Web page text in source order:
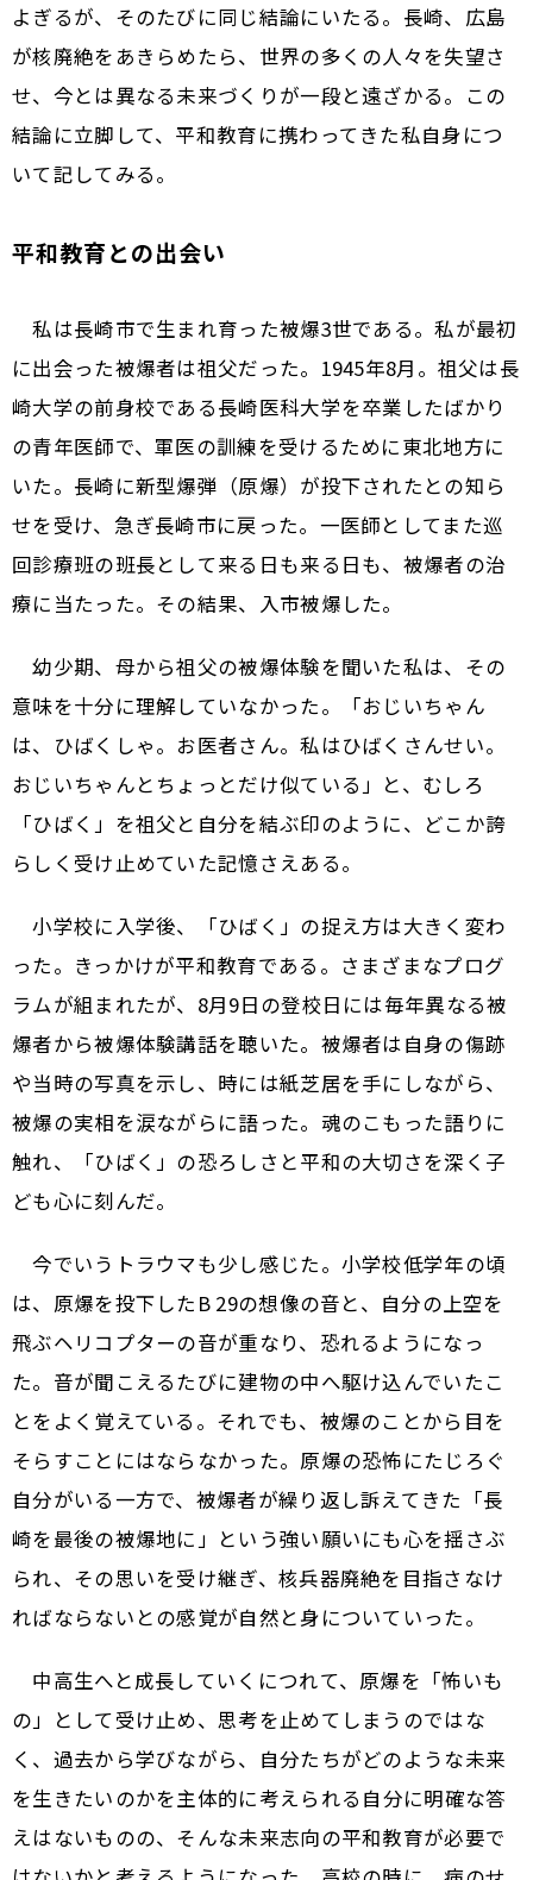
よぎるが、そのたびに同じ結論にいたる。長崎、広島
が核廃絶をあきらめたら、世界の多くの人々を失望さ
せ、今とは異なる未来づくりが一段と遠ざかる。この
結論に立脚して、平和教育に携わってきた私自身につ
いて記してみる。
平和教育との出会い
私は長崎市で生まれ育った被爆3世である。私が最初
に出会った被爆者は祖父だった。1945年8月。祖父は長
崎大学の前身校である長崎医科大学を卒業したばかり
の青年医師で、軍医の訓練を受けるために東北地方に
いた。長崎に新型爆弾（原爆）が投下されたとの知ら
せを受け、急ぎ長崎市に戻った。一医師としてまた巡
回診療班の班長として来る日も来る日も、被爆者の治
療に当たった。その結果、入市被爆した。
幼少期、母から祖父の被爆体験を聞いた私は、その
意味を十分に理解していなかった。「おじいちゃん
は、ひばくしゃ。お医者さん。私はひばくさんせい。
おじいちゃんとちょっとだけ似ている」と、むしろ
「ひばく」を祖父と自分を結ぶ印のように、どこか誇
らしく受け止めていた記憶さえある。
小学校に入学後、「ひばく」の捉え方は大きく変わ
った。きっかけが平和教育である。さまざまなプログ
ラムが組まれたが、8月9日の登校日には毎年異なる被
爆者から被爆体験講話を聴いた。被爆者は自身の傷跡
や当時の写真を示し、時には紙芝居を手にしながら、
被爆の実相を涙ながらに語った。魂のこもった語りに
触れ、「ひばく」の恐ろしさと平和の大切さを深く子
ども心に刻んだ。
今でいうトラウマも少し感じた。小学校低学年の頃
は、原爆を投下したB 29の想像の音と、自分の上空を
飛ぶヘリコプターの音が重なり、恐れるようになっ
た。音が聞こえるたびに建物の中へ駆け込んでいたこ
とをよく覚えている。それでも、被爆のことから目を
そらすことにはならなかった。原爆の恐怖にたじろぐ
自分がいる一方で、被爆者が繰り返し訴えてきた「長
崎を最後の被爆地に」という強い願いにも心を揺さぶ
られ、その思いを受け継ぎ、核兵器廃絶を目指さなけ
ればならないとの感覚が自然と身についていった。
中高生へと成長していくにつれて、原爆を「怖いも
の」として受け止め、思考を止めてしまうのではな
く、過去から学びながら、自分たちがどのような未来
を生きたいのかを主体的に考えられる――自分に明確な答
えはないものの、そんな未来志向の平和教育が必要で